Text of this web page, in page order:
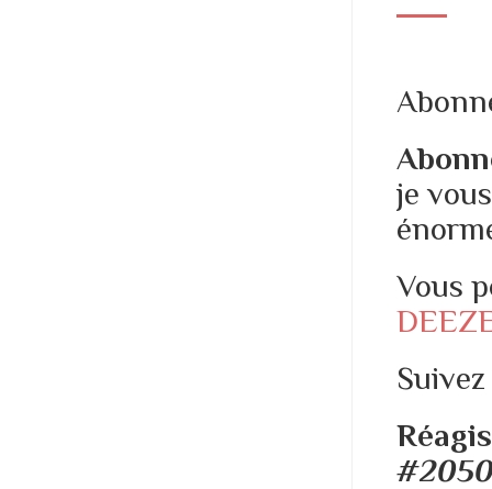
je
Vous